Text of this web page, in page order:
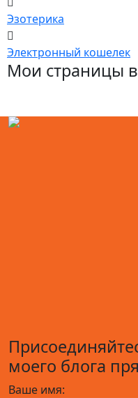
Эзотерика
Электронный кошелек
Мои страницы
моего блога
Ваше имя: